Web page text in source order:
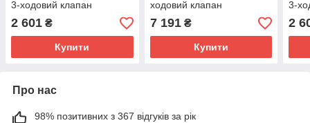
3-ходовий клапан
2 601 ₴
Купити
ходовий клапан
7 191₴
Купити
3-
2
Про нас
98% позитивних з 367 відгуків за рік